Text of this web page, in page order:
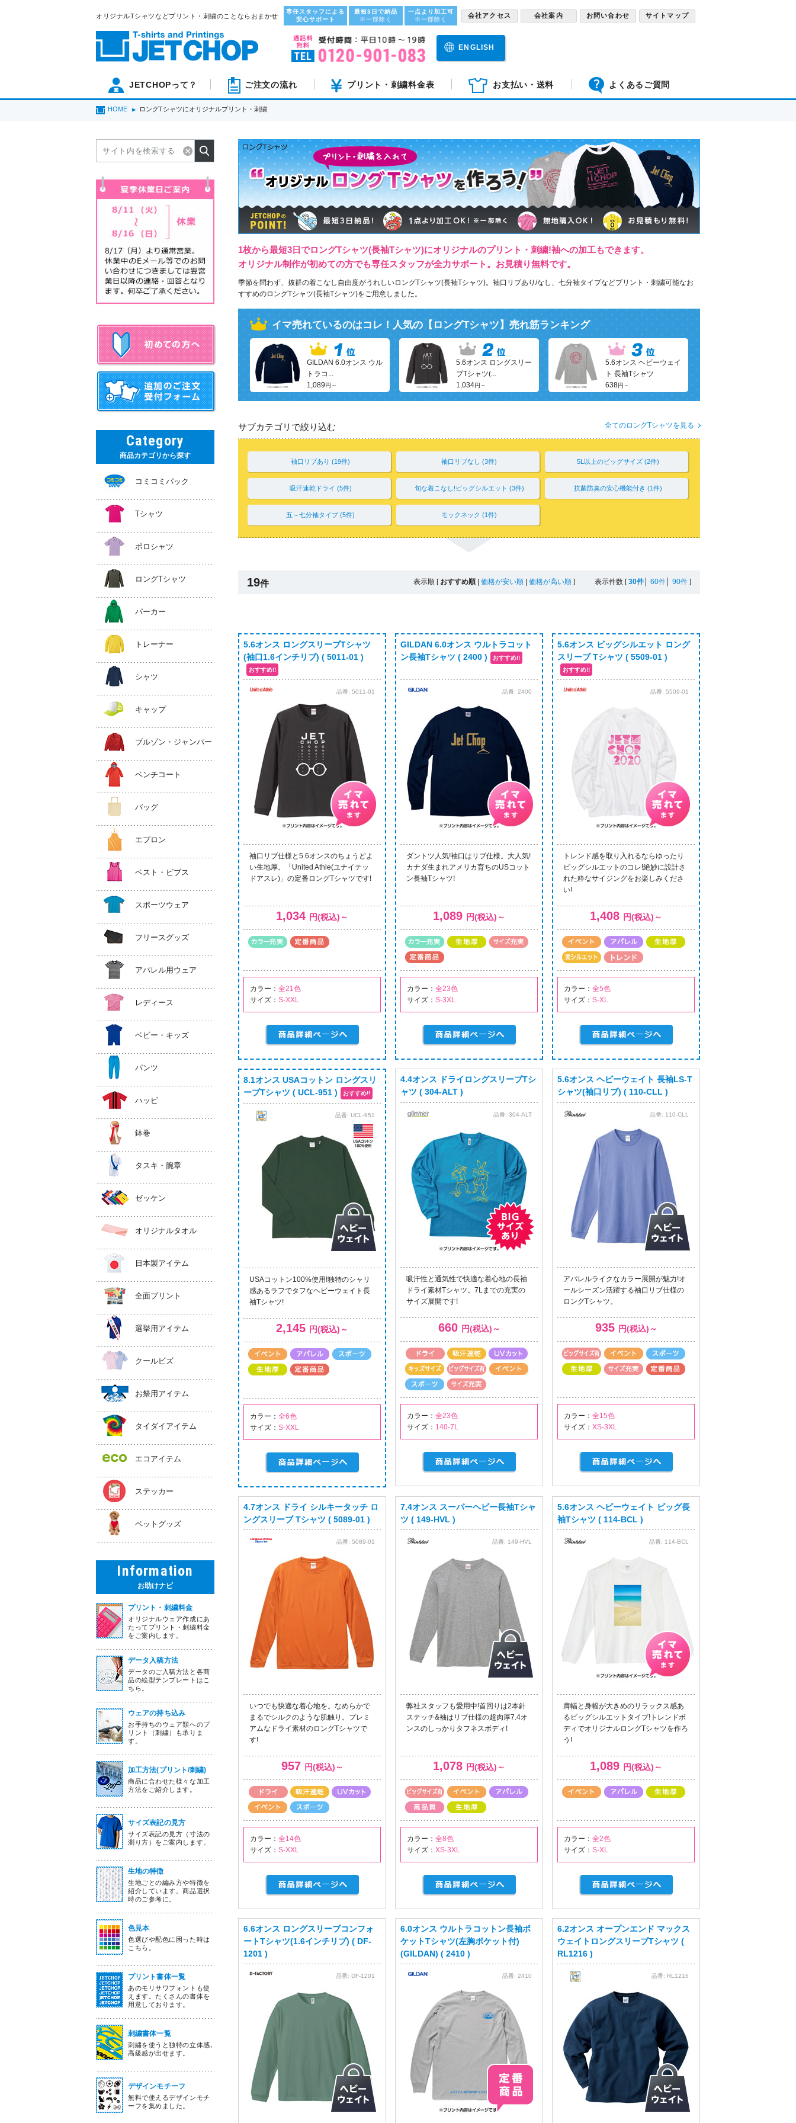
オリジナルTシャツなどプリント・刺繍のことならおまかせ
専任スタッフによる
安心サポート
最短3日で納品
※一部除く
一点より加工可
※一部除く
会社アクセス 会社案内 お問い合わせ サイトマップ
ENGLISH
JETCHOPって？ ご注文の流れ プリント・刺繍料金表 お支払い・送料 よくあるご質問
HOME ロングTシャツにオリジナルプリント・刺繍
Category
商品カテゴリから探す
コミコミパック
Tシャツ
ポロシャツ
ロングTシャツ
パーカー
トレーナー
シャツ
キャップ
ブルゾン・ジャンパー
ベンチコート
バッグ
エプロン
ベスト・ビブス
スポーツウェア
フリースグッズ
アパレル用ウェア
レディース
ベビー・キッズ
パンツ
ハッピ
鉢巻
タスキ・腕章
ゼッケン
オリジナルタオル
日本製アイテム
全面プリント
選挙用アイテム
クールビズ
お祭用アイテム
タイダイアイテム
エコアイテム
ステッカー
ペットグッズ
Information
お助けナビ
プリント・刺繍料金
オリジナルウェア作成にあ
たってプリント・刺繍料金
をご案内します。
データ入稿方法
データのご入稿方法と各商
品の絵型テンプレートはこ
ちら。
ウェアの持ち込み
お手持ちのウェア類へのプ
リント（刺繍）も承りま
す。
加工方法(プリント/刺繍)
商品に合わせた様々な加工
方法をご紹介します。
サイズ表記の見方
サイズ表記の見方（寸法の
測り方）をご案内します。
生地の特徴
生地ごとの編み方や特徴を
紹介しています。商品選択
時のご参考に。
色見本
色選びや配色に困った時は
こちら。
プリント書体一覧
あのモリサワフォントも使
えます。たくさんの書体を
用意しております。
刺繍書体一覧
刺繍を使うと独特の立体感､
高級感が出せます。
デザインモチーフ
無料で使えるデザインモチ
ーフを集めました。
1枚から最短3日でロングTシャツ(長袖Tシャツ)にオリジナルのプリント・刺繍!袖への加工もできます。
オリジナル制作が初めての方でも専任スタッフが全力サポート。お見積り無料です。
季節を問わず、抜群の着こなし自由度がうれしいロングTシャツ(長袖Tシャツ)。袖口リブあり/なし、七分袖タイプなどプリント・刺繍可能なお
すすめのロングTシャツ(長袖Tシャツ)をご用意しました。
イマ売れているのはコレ！人気の【 ロングTシャツ】売れ筋ランキング
GILDAN 6.0オンス ウル
トラコ...
1,089円～
5.6オンス ロングスリー
ブTシャツ(...
1,034円～
5.6オンス ヘビーウェイ
ト 長袖Tシャツ
638円～
サブカテゴリで絞り込む 全てのロングTシャツを見る
袖口リブあり (19件) 袖口リブなし (3件) 5L以上のビッグサイズ (2件)
吸汗速乾ドライ (5件) 旬な着こなし!ビッグシルエット (3件) 抗菌防臭の安心機能付き (1件)
五～七分袖タイプ (5件) モックネック (1件)
19件 表示順 [ おすすめ順 価格が安い順 価格が高い順 ] 表示件数 [30件 60件 90件 ]
5.6オンス ロングスリーブTシャツ
(袖口1.6インチリブ) ( 5011-01 )
品番: 5011-01
袖口リブ仕様と5.6オンスのちょうどよ
い生地厚。「United Athle(ユナイテッ
ドアスレ)」の定番ロングTシャツです!
1,034 円(税込)～
カラー： 全21色
サイズ： S-XXL
GILDAN 6.0オンス ウルトラコット
ン長袖Tシャツ ( 2400 )
品番: 2400
ダントツ人気!袖口はリブ仕様。大人気!
カナダ生まれアメリカ育ちのUSコット
ン長袖Tシャツ!
1,089 円(税込)～
カラー： 全23色
サイズ： S-3XL
5.6オンス ビッグシルエット ロング
スリーブ Tシャツ ( 5509-01 )
品番: 5509-01
トレンド感を取り入れるならゆったり
ビッグシルエットのコレ!絶妙に設計さ
れた粋なサイジングをお楽しみくださ
い!
1,408 円(税込)～
カラー： 全5色
サイズ： S-XL
8.1オンス USAコットン ロングスリ
ーブTシャツ ( UCL-951 )
品番: UCL-951
USAコットン100%使用!独特のシャリ
感あるラフでタフなヘビーウェイト長
袖Tシャツ!
2,145 円(税込)～
カラー： 全6色
サイズ： S-XXL
4.4オンス ドライロングスリーブTシ
ャツ ( 304-ALT )
品番: 304-ALT
吸汗性と通気性で快適な着心地の長袖
ドライ素材Tシャツ。7Lまでの充実の
サイズ展開です!
660 円(税込)～
カラー： 全23色
サイズ： 140-7L
5.6オンス ヘビーウェイト 長袖LS-T
シャツ(袖口リブ) ( 110-CLL )
品番: 110-CLL
アパレルライクなカラー展開が魅力!オ
ールシーズン活躍する袖口リブ仕様の
ロングTシャツ。
935 円(税込)～
カラー： 全15色
サイズ： XS-3XL
4.7オンス ドライ シルキータッチ ロ
ングスリーブ Tシャツ ( 5089-01 )
品番: 5089-01
いつでも快適な着心地を。なめらかで
まるでシルクのような肌触り。プレミ
アムなドライ素材のロングTシャツで
す!
957 円(税込)～
カラー： 全14色
サイズ： S-XXL
7.4オンス スーパーヘビー長袖Tシャ
ツ ( 149-HVL )
品番: 149-HVL
弊社スタッフも愛用中!首回りは2本針
ステッチ&袖はリブ仕様の超肉厚7.4オ
ンスのしっかりタフネスボディ!
1,078 円(税込)～
カラー： 全8色
サイズ： XS-3XL
5.6オンス ヘビーウェイト ビッグ長
袖Tシャツ ( 114-BCL )
品番: 114-BCL
肩幅と身幅が大きめのリラックス感あ
るビッグシルエットタイプ!トレンドボ
ディでオリジナルロングTシャツを作ろ
う!
1,089 円(税込)～
カラー： 全2色
サイズ： S-XL
6.6オンス ロングスリーブコンフォ
ートTシャツ(1.6インチリブ) ( DF-
1201 )
品番: DF-1201
6.0オンス ウルトラコットン長袖ポ
ケットTシャツ(左胸ポケット付)
(GILDAN) ( 2410 )
品番: 2410
6.2オンス オープンエンド マックス
ウェイトロングスリーブTシャツ (
RL1216 )
品番: RL1216